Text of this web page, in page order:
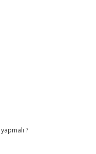
?